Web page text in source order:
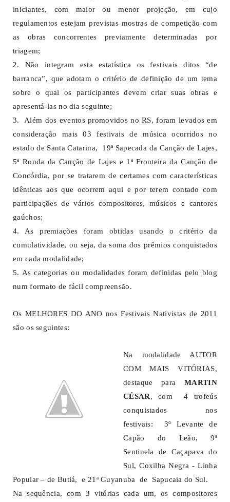
iniciantes, com maior ou menor projeção, em cujo
regulamentos estejam previstas mostras de competição com
as obras concorrentes previamente determinadas por
triagem;
2. Não integram esta estatística os festivais ditos “de
barranca”, que adotam o critério de definição de um tema
sobre o qual os participantes devem criar suas obras e
apresentá-las no dia seguinte;
3. Além dos eventos promovidos no RS, foram levados em
consideração mais 03 festivais de música ocorridos no
estado de Santa Catarina, 19ª Sapecada da Canção de Lajes,
5ª Ronda da Canção de Lajes e 1ª Fronteira da Canção de
Concórdia, por se tratarem de certames com características
idênticas aos que ocorrem aqui e por terem contado com
participações de vários compositores, músicos e cantores
gaúchos;
4. As premiações foram obtidas usando o critério da
cumulatividade, ou seja, da soma dos prêmios conquistados
em cada modalidade;
5. As categorias ou modalidades foram definidas pelo blog
num formato de fácil compreensão.
Os MELHORES DO ANO nos Festivais Nativistas de 2011
são os seguintes:
Na modalidade AUTOR
COM MAIS VITÓRIAS,
destaque paraMARTIN
CÉSAR, com 4 trofeús
conquistados nos
festivais: 3º Levante de
Capão do Leão, 9ª
Sentinela de Caçapava do
Sul, Coxilha Negra - Linha
Popular – de Butiá, e 21ª Guyanuba de Sapucaia do Sul.
Na sequência, com 3 vitórias cada um, os compositores